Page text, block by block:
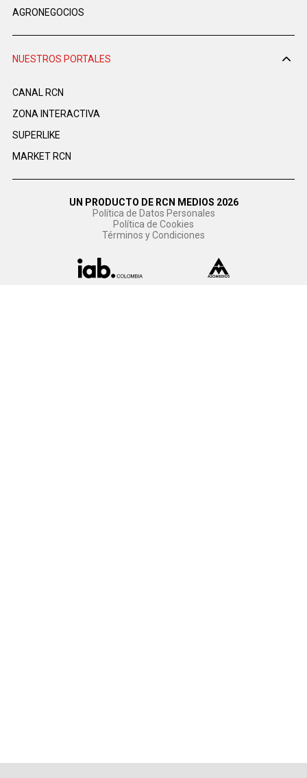
AGRONEGOCIOS
NUESTROS PORTALES
CANAL RCN
ZONA INTERACTIVA
SUPERLIKE
MARKET RCN
UN PRODUCTO DE RCN MEDIOS 2026
Política de Datos Personales
Política de Cookies
Términos y Condiciones